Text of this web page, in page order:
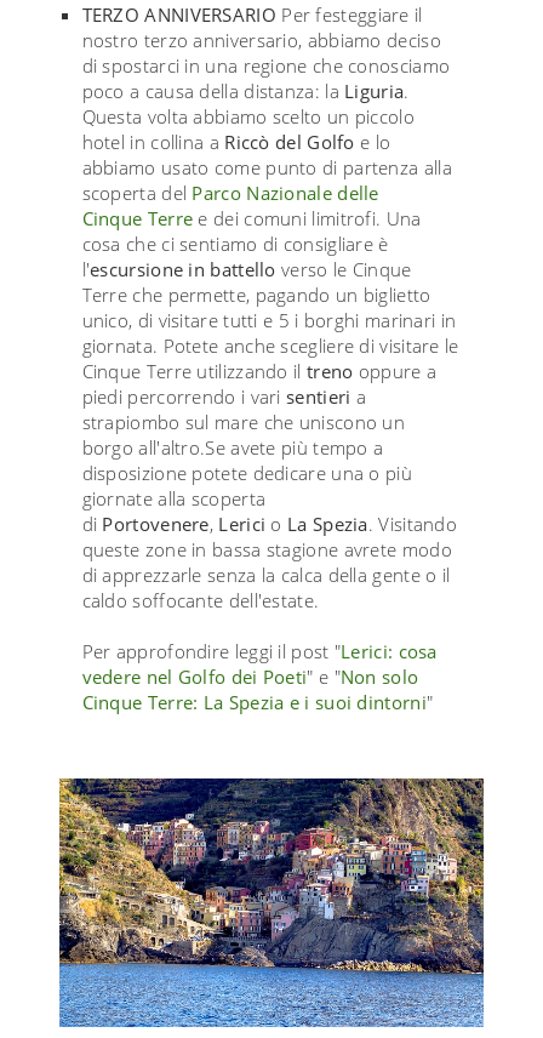
TERZO ANNIVERSARIO Per festeggiare il
nostro terzo anniversario, abbiamo deciso
di spostarci in una regione che conosciamo
poco a causa della distanza: la Liguria.
Questa volta abbiamo scelto un piccolo
hotel in collina a Riccò del Golfo e lo
abbiamo usato come punto di partenza alla
scoperta del Parco Nazionale delle
Cinque Terre e dei comuni limitrofi. Una
cosa che ci sentiamo di consigliare è
l'escursione in battello verso le Cinque
Terre che permette, pagando un biglietto
unico, di visitare tutti e 5 i borghi marinari in
giornata. Potete anche scegliere di visitare le
Cinque Terre utilizzando il treno oppure a
piedi percorrendo i vari sentieri a
strapiombo sul mare che uniscono un
borgo all'altro.Se avete più tempo a
disposizione potete dedicare una o più
giornate alla scoperta
di Portovenere, Lerici o La Spezia. Visitando
queste zone in bassa stagione avrete modo
di apprezzarle senza la calca della gente o il
caldo soffocante dell'estate.
Per approfondire leggi il post "Lerici: cosa
vedere nel Golfo dei Poeti" e "Non solo
Cinque Terre: La Spezia e i suoi dintorni"